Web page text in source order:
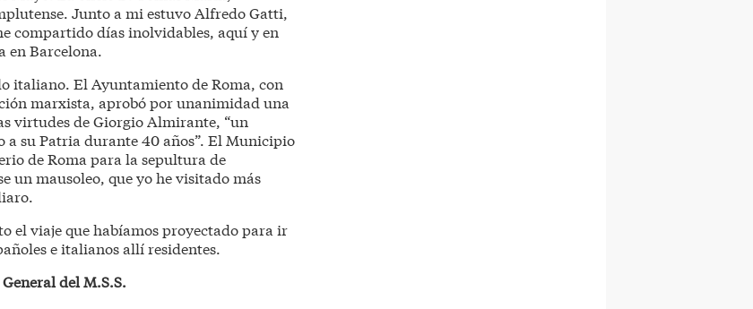
Junto a mi estuvo Alfredo Gatti,
compartido días inolvidables, aquí y en
en Barcelona.
italiano. El Ayuntamiento de Roma, con
marxista, aprobó por unanimidad una
virtudes de Giorgio Almirante, “un
a su Patria durante 40 años”. El Municipio
de Roma para la sepultura de
un mausoleo, que yo he visitado más
el viaje que habíamos proyectado para ir
e italianos allí residentes.
del M.S.S.